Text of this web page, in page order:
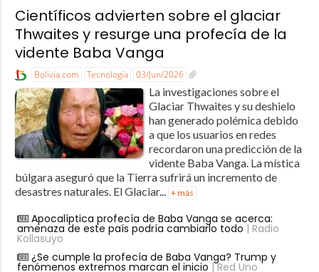
Científicos advierten sobre el glaciar
Thwaites y resurge una profecía de la
vidente Baba Vanga
Bolivia.com Tecnología 03/Jun/2026
La investigaciones sobre el
Glaciar Thwaites y su deshielo
han generado polémica debido
a que los usuarios en redes
recordaron una predicción de la
vidente Baba Vanga. La mística
búlgara aseguró que la Tierra sufrirá un incremento de
desastres naturales. El Glaciar... + más
Apocalíptica profecía de Baba Vanga se acerca:
amenaza de este país podría cambiarlo todo | Radio
Kollasuyo
¿Se cumple la profecía de Baba Vanga? Trump y
fenómenos extremos marcan el inicio | Red Uno